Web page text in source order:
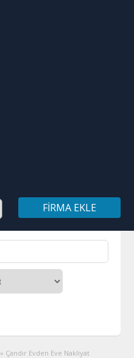
FIRMA EKLE
» Çandır Evden Eve Nakliyat